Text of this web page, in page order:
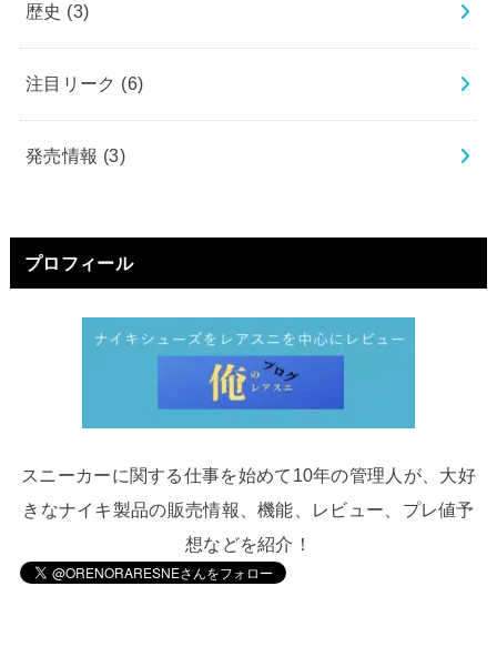
歴史 (3)
注目リーク (6)
発売情報 (3)
プロフィール
スニーカーに関する仕事を始めて10年の管理人が、大好
きなナイキ製品の販売情報、機能、レビュー、プレ値予
想などを紹介！